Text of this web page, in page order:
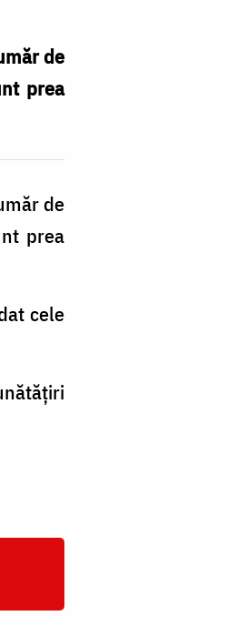
de
prea
de
prea
cele